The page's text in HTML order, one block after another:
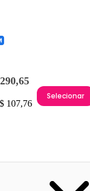
107,76
Selecionar